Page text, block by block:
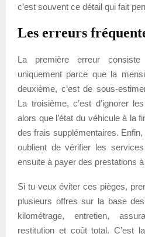
c’est souvent ce détail qui fait
Les erreurs
La première erreur
uniquement parce que la
deuxième, c’est de sous-
La troisième, c’est d’ignorer
alors que l’état du véhicule à la
des frais supplémentaires.
oublient de vérifier les
ensuite à payer des prestations
Si tu veux éviter ces pièges,
plusieurs offres sur la base
kilométrage, entretien,
restitution et coût total. C’est